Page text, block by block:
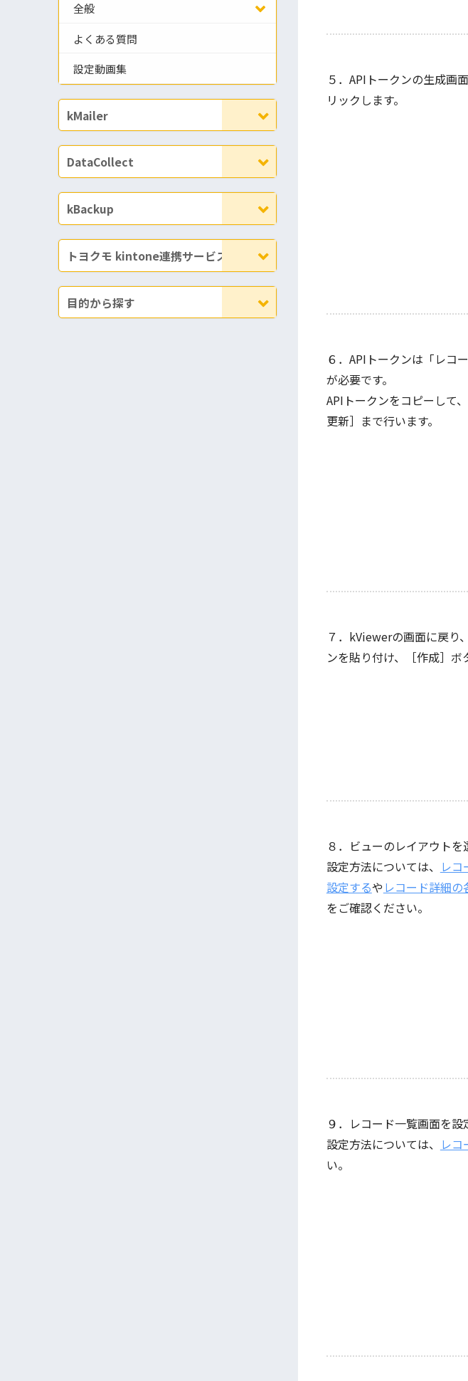
全般
よくある質問
設定動画集
kMailer
DataCollect
kBackup
トヨクモ kintone連携サービス
目的から探す
５．APIトークンの生成画
リックします。
６．APIトークンは「レコ
が必要です。
APIトークンをコピーして
更新］まで行います。
７．kViewerの画面に戻り
ンを貼り付け、［作成］ボ
８．ビューのレイアウトを
設定方法については、 レコ
設定するやレコード詳細
をご確認ください。
９．レコード一覧画面を設
設定方法については、 レコ
い。